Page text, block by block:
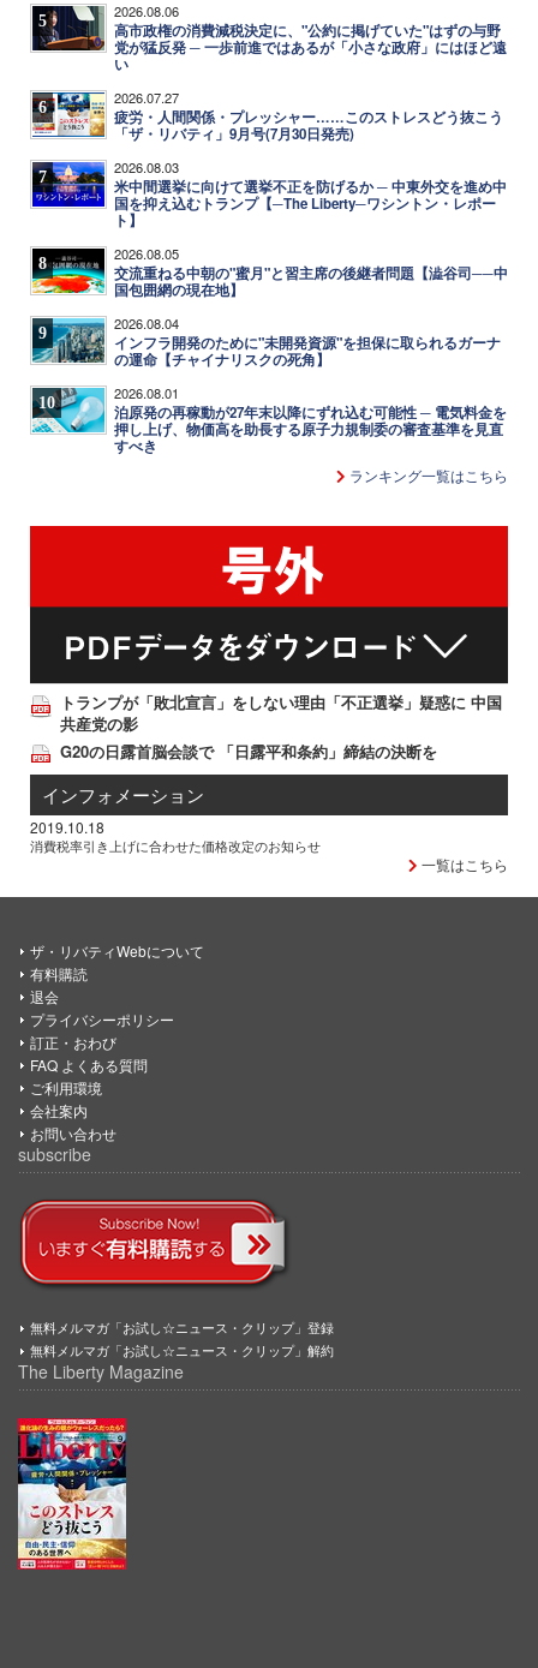
5 2026.08.06
高市政権の消費減税決定に、"公約に掲げていた"はずの与野
党が猛反発 ─ 一歩前進ではあるが「小さな政府」にはほど遠
い
6 2026.07.27
疲労・人間関係・プレッシャー……このストレスどう抜こう
「ザ・リバティ」9月号(7月30日発売)
7 2026.08.03
米中間選挙に向けて選挙不正を防げるか ─ 中東外交を進め中
国を抑え込むトランプ【─The Liberty─ワシントン・レポー
ト】
8 2026.08.05
交流重ねる中朝の"蜜月"と習主席の後継者問題【澁谷司──中
国包囲網の現在地】
9 2026.08.04
インフラ開発のために"未開発資源"を担保に取られるガーナ
の運命【チャイナリスクの死角】
10 2026.08.01
泊原発の再稼動が27年末以降にずれ込む可能性 ─ 電気料金を
押し上げ、物価高を助長する原子力規制委の審査基準を見直
すべき
ランキング一覧はこちら
トランプが「敗北宣言」をしない理由「不正選挙」疑惑に 中国
共産党の影
G20の日露首脳会談で 「日露平和条約」締結の決断を
インフォメーション
2019.10.18
消費税率引き上げに合わせた価格改定のお知らせ
一覧はこちら
ザ・リバティWebについて
有料購読
退会
プライバシーポリシー
訂正・おわび
FAQ よくある質問
ご利用環境
会社案内
お問い合わせ
subscribe
無料メルマガ「お試し☆ニュース・クリップ」登録
無料メルマガ「お試し☆ニュース・クリップ」解約
The Liberty Magazine